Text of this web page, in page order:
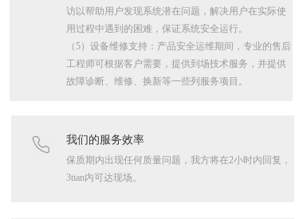
访以帮助用户发现系统潜在问题，解决用户在实际使
用过程中遇到的困难，保证系统安全运行。
（5）设备维修支持：产品安全运维期间，专业的售后
工程师可根据客户需要，提供到场技术服务，并提供
故障诊断、维修、换新等一些列服务项目。
保质期内出现任何质量问题，我方将在2小时内回复，
3tian内可达现场。
我们的服务效率